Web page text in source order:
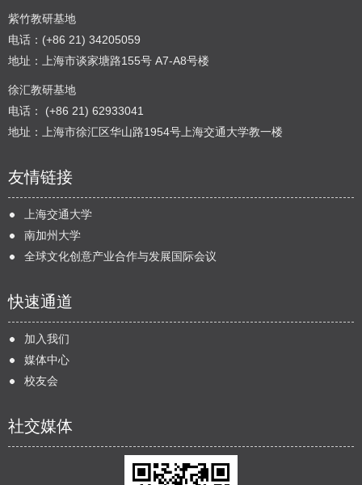
紫竹教研基地
电话：(+86 21) 34205059
地址：上海市谈家塘路155号 A7-A8号楼
徐汇教研基地
电话： (+86 21) 62933041
地址：上海市徐汇区华山路1954号上海交通大学教一楼
友情链接
上海交通大学
南加州大学
全球文化创意产业合作与发展国际会议
快速通道
加入我们
媒体中心
校友会
社交媒体